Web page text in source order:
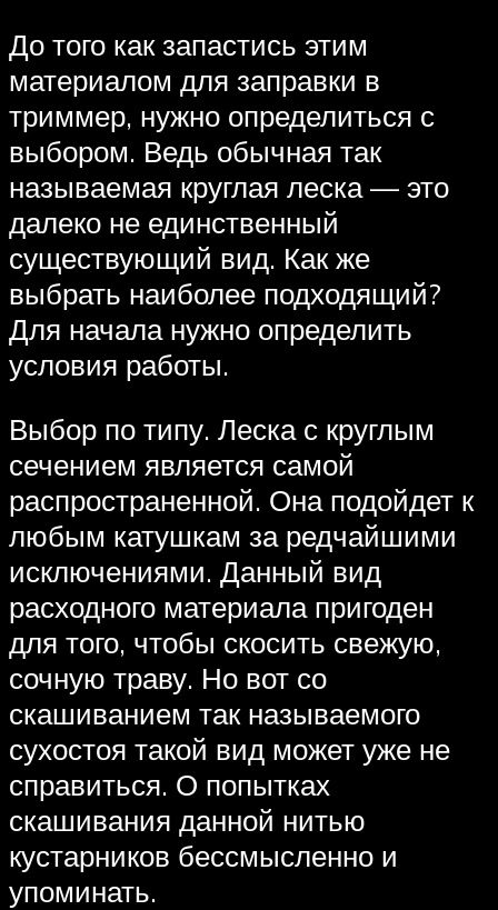
До того как запастись этим
материалом для заправки в
триммер, нужно определиться с
выбором. Ведь обычная так
называемая круглая леска — это
далеко не единственный
существующий вид. Как же
выбрать наиболее подходящий?
Для начала нужно определить
условия работы.
Выбор по типу. Леска с круглым
сечением является самой
распространенной. Она подойдет к
любым катушкам за редчайшими
исключениями. Данный вид
расходного материала пригоден
для того, чтобы скосить свежую,
сочную траву. Но вот со
скашиванием так называемого
сухостоя такой вид может уже не
справиться. О попытках
скашивания данной нитью
кустарников бессмысленно и
упоминать.